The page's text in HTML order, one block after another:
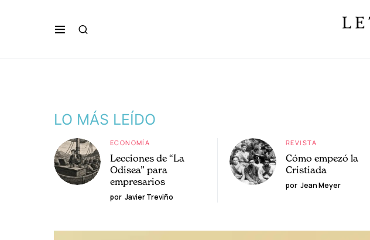
LO MÁS LEÍDO
ECONOMÍA
Lecciones de “La
Odisea” para
empresarios
por Javier Treviño
REVISTA
Cómo empezó la
Cristiada
por Jean Meyer